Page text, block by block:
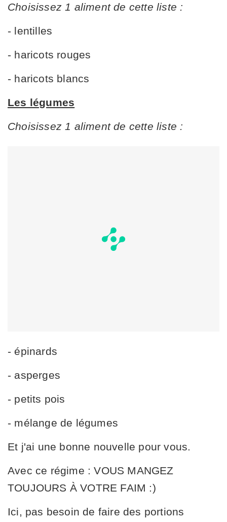
Choisissez 1 aliment de cette liste :
- lentilles
- haricots rouges
- haricots blancs
Les légumes
Choisissez 1 aliment de cette liste :
- épinards
- asperges
- petits pois
- mélange de légumes
Et j'ai une bonne nouvelle pour vous.
Avec ce régime : VOUS MANGEZ
TOUJOURS À VOTRE FAIM :)
Ici, pas besoin de faire des portions